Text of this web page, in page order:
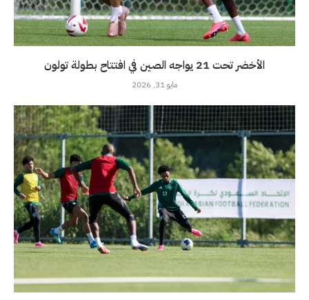
الأخضر تحت 21 يواجه الصين في افتتاح بطولة تولون
مايو 31, 2026